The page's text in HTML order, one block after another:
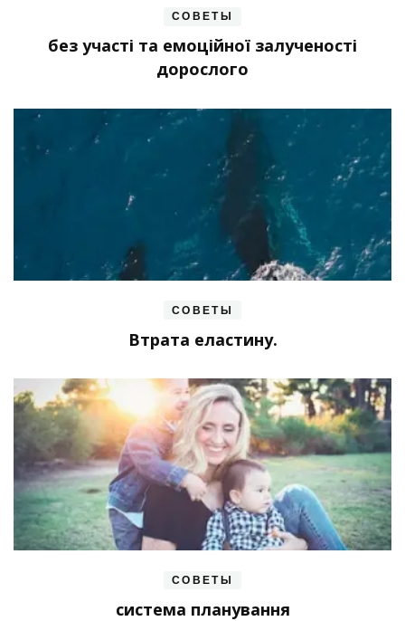
СОВЕТЫ
без участі та емоційної залученості
дорослого
СОВЕТЫ
Втрата еластину.
СОВЕТЫ
система планування